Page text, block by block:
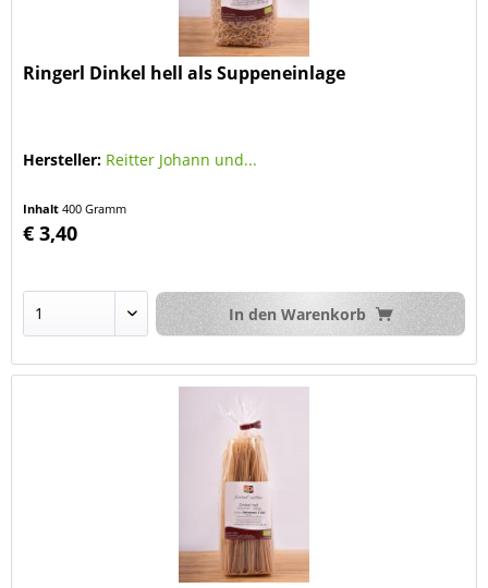
Ringerl Dinkel hell als Suppeneinlage
Hersteller: Reitter Johann und...
Inhalt400 Gramm
€ 3,40
In den Warenkorb